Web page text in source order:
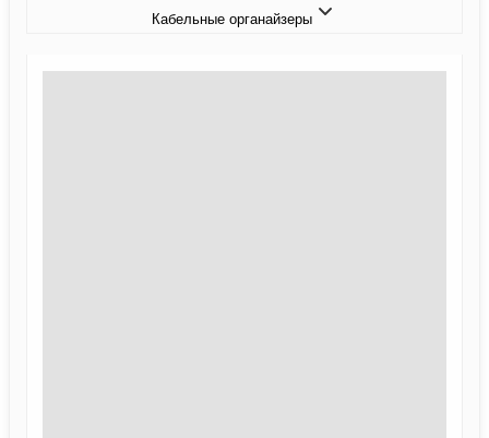
Кабельные органайзеры